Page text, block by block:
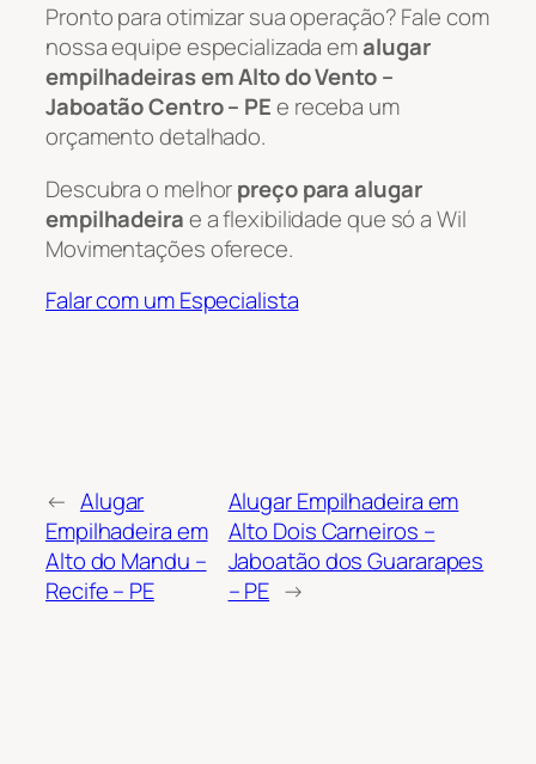
Pronto para otimizar sua operação? Fale com
nossa equipe especializada emalugar
empilhadeiras em Alto do Vento –
Jaboatão Centro – PEe receba um
orçamento detalhado.
Descubra o melhorpreço para alugar
empilhadeirae a flexibilidade que só a Wil
Movimentações oferece.
Falar com um Especialista
← Alugar
Empilhadeira em
Alto do Mandu –
Recife – PE
Alugar Empilhadeira em
Alto Dois Carneiros –
Jaboatão dos Guararapes
– PE →